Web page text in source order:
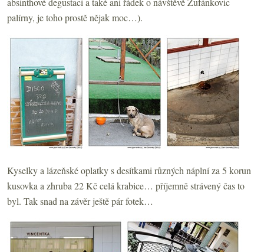
palírny, je toho prostě nějak moc…).
Kyselky a lázeňské oplatky s desítkami různých náplní za 5 korun
kusovka a zhruba 22 Kč celá krabice… příjemně strávený čas to
byl. Tak snad na závěr ještě pár fotek…